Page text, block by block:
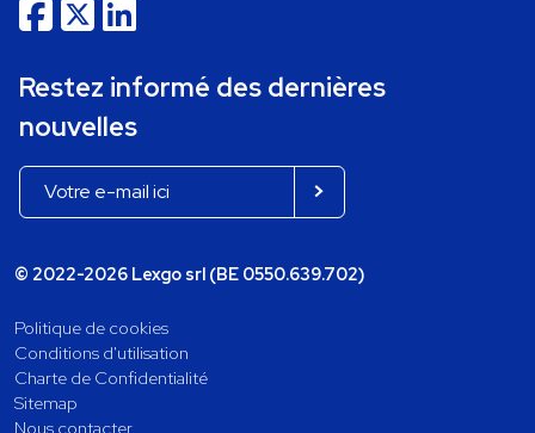
Restez informé des dernières
nouvelles
© 2022-2026 Lexgo srl (BE 0550.639.702)
Politique de cookies
Conditions d'utilisation
Charte de Confidentialité
Sitemap
Nous contacter